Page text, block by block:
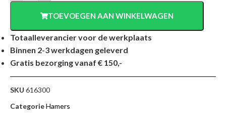
TOEVOEGEN AAN WINKELWAGEN
Totaalleverancier voor de werkplaats
Binnen 2-3 werkdagen geleverd
Gratis bezorging vanaf € 150,-
SKU 616300
CategorieHamers